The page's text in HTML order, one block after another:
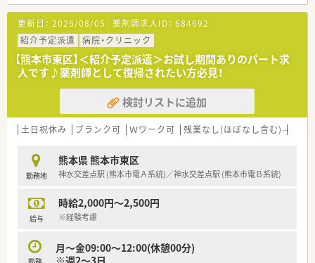
更新日： 2026/08/05 薬剤師求人ID： 684692
紹介予定派遣
病院・クリニック
【熊本市東区】＜紹介予定派遣＞お試し期間ありのパート求
人です♪薬剤師として復帰されたい方必見！
検討リストに追加
土日祝休み ブランク可 Ｗワーク可 残業なし(ほぼなし含む)
勤務地
熊本県 熊本市東区
神水交差点駅 (熊本市電Ａ系統)／神水交差点駅 (熊本市電Ｂ系統)
給与
時給2,000円～2,500円
※経験考慮
月～金09:00～12:00(休憩00分)